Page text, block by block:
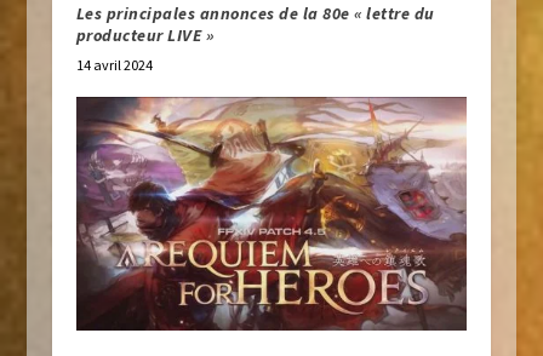
Les principales annonces de la 80e « lettre du
producteur LIVE »
14 avril 2024